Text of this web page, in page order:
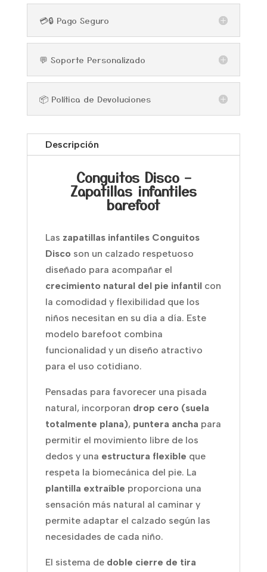
💳🔒 Pago Seguro
💬 Soporte Personalizado
📦 Política de Devoluciones
Descripción
Conguitos Disco –
Zapatillas infantiles
barefoot
Las zapatillas infantiles Conguitos
Disco son un calzado respetuoso
diseñado para acompañar el
crecimiento natural del pie infantilcon
la comodidad y flexibilidad que los
niños necesitan en su día a día. Este
modelo barefoot combina
funcionalidad y un diseño atractivo
para el uso cotidiano.
Pensadas para favorecer una pisada
natural, incorporan drop cero (suela
totalmente plana), puntera ancha para
permitir el movimiento libre de los
dedos y una estructura flexible que
respeta la biomecánica del pie. La
plantilla extraíble proporciona una
sensación más natural al caminar y
permite adaptar el calzado según las
necesidades de cada niño.
El sistema de doble cierre de tira